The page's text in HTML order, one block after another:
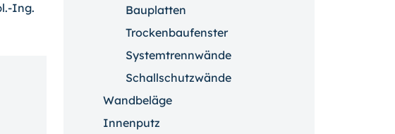
Ing.
Bauplatten
Trockenbaufenster
Systemtrennwände
Schallschutzwände
Wandbeläge
Innenputz